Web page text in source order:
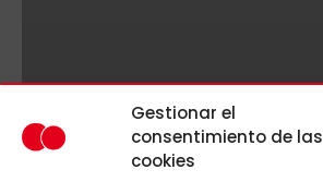
Gestionar el
consentimiento de las
cookies